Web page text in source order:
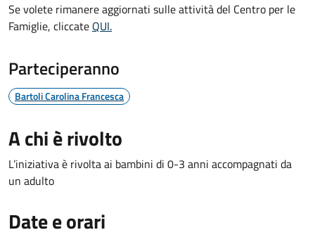
Se volete rimanere aggiornati sulle attività del Centro per le
Famiglie, cliccate QUI.
Parteciperanno
Bartoli Carolina Francesca
A chi è rivolto
L’iniziativa è rivolta ai bambini di 0-3 anni accompagnati da
un adulto
Date e orari